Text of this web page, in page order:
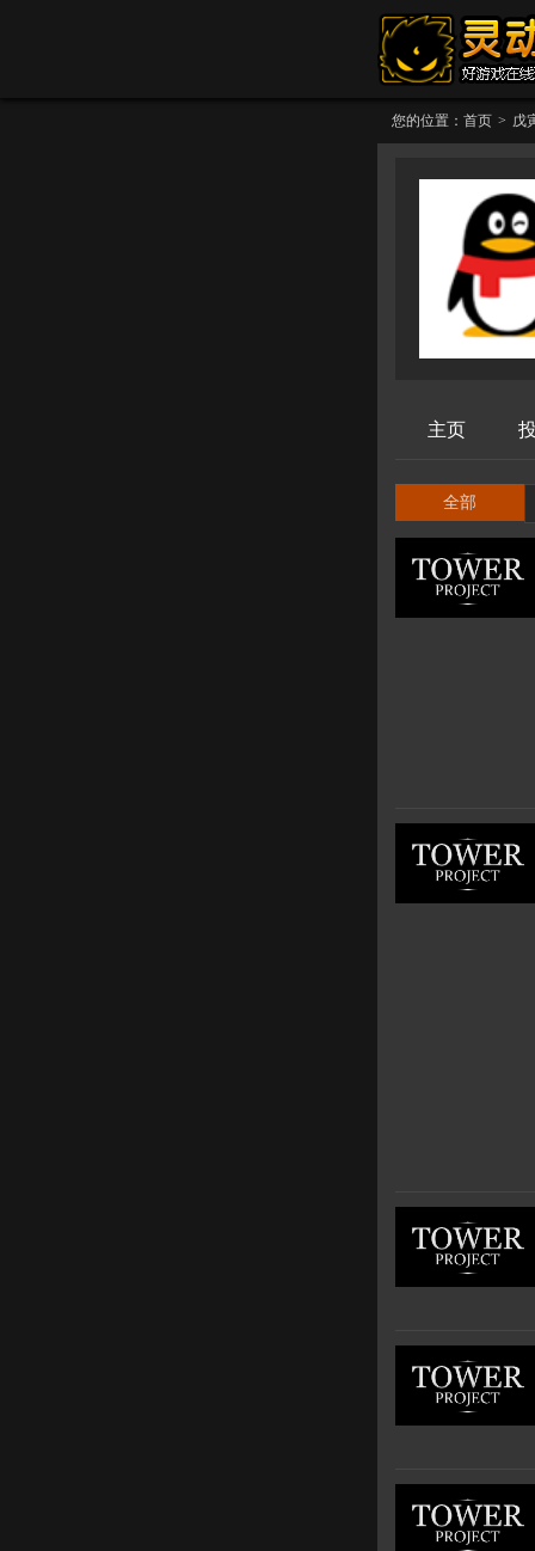
您的位置： 首页 > 戊
主页
全部